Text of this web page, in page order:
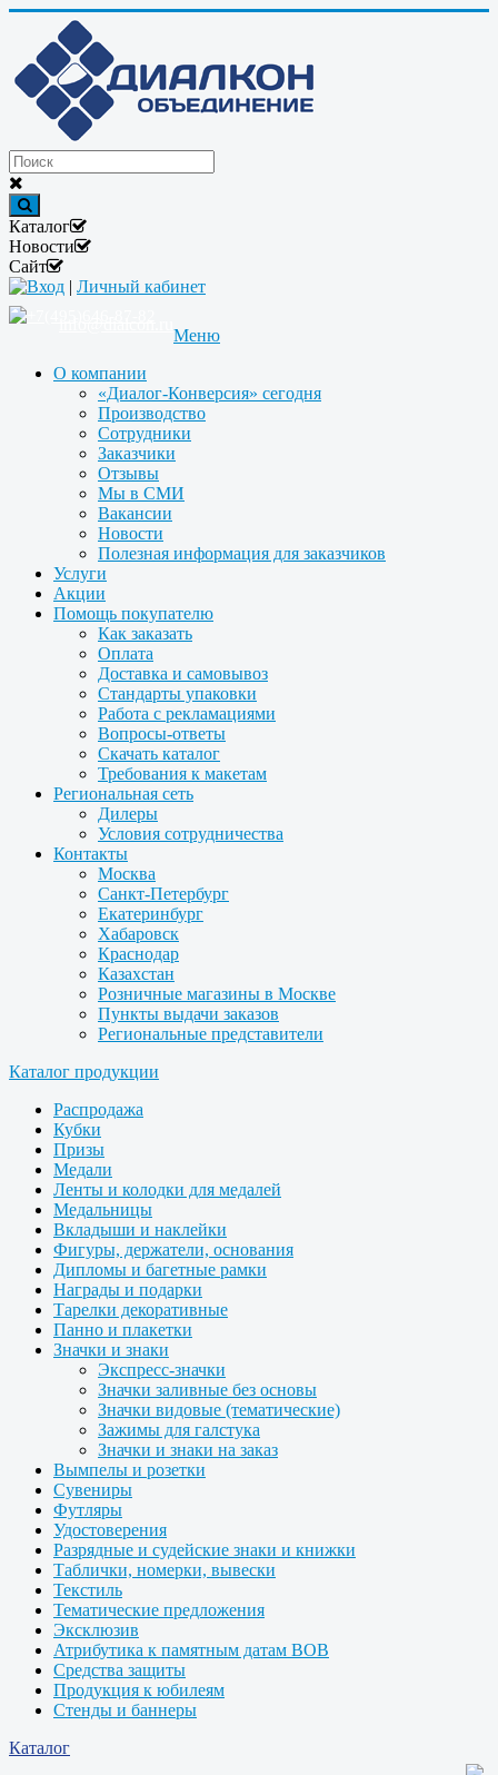
Каталог
Новости
Сайт
Вход | Личный кабинет
Меню
О компании
«Диалог-Конверсия» сегодня
Производство
Сотрудники
Заказчики
Отзывы
Мы в СМИ
Вакансии
Новости
Полезная информация для заказчиков
Услуги
Акции
Помощь покупателю
Как заказать
Оплата
Доставка и самовывоз
Стандарты упаковки
Работа с рекламациями
Вопросы-ответы
Скачать каталог
Требования к макетам
Региональная сеть
Дилеры
Условия сотрудничества
Контакты
Москва
Санкт-Петербург
Екатеринбург
Хабаровск
Краснодар
Казахстан
Розничные магазины в Москве
Пункты выдачи заказов
Региональные представители
Каталог продукции
Распродажа
Кубки
Призы
Медали
Ленты и колодки для медалей
Медальницы
Вкладыши и наклейки
Фигуры, держатели, основания
Дипломы и багетные рамки
Награды и подарки
Тарелки декоративные
Панно и плакетки
Значки и знаки
Экспресс-значки
Значки заливные без основы
Значки видовые (тематические)
Зажимы для галстука
Значки и знаки на заказ
Вымпелы и розетки
Сувениры
Футляры
Удостоверения
Разрядные и судейские знаки и книжки
Таблички, номерки, вывески
Текстиль
Тематические предложения
Эксклюзив
Атрибутика к памятным датам ВОВ
Средства защиты
Продукция к юбилеям
Стенды и баннеры
Каталог